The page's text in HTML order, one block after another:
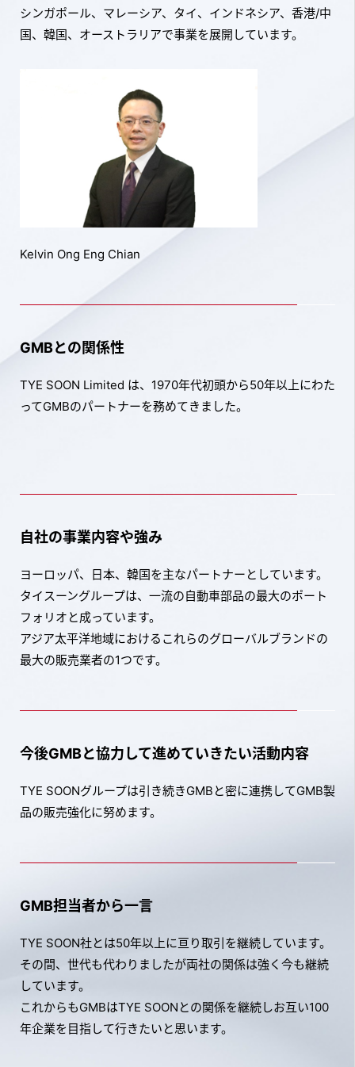
シンガポール、マレーシア、タイ、インドネシア、香港/中
国、韓国、オーストラリアで事業を展開しています。
Kelvin Ong Eng Chian
GMBとの関係性
TYE SOON Limited は、1970年代初頭から50年以上にわた
ってGMBのパートナーを務めてきました。
自社の事業内容や強み
ヨーロッパ、日本、韓国を主なパートナーとしています。
タイスーングループは、一流の自動車部品の最大のポート
フォリオと成っています。
アジア太平洋地域におけるこれらのグローバルブランドの
最大の販売業者の1つです。
今後GMBと協力して進めていきたい活動内容
TYE SOONグループは引き続きGMBと密に連携してGMB製
品の販売強化に努めます。
GMB担当者から一言
TYE SOON社とは50年以上に亘り取引を継続しています。
その間、世代も代わりましたが両社の関係は強く今も継続
しています。
これからもGMBはTYE SOONとの関係を継続しお互い100
年企業を目指して行きたいと思います。